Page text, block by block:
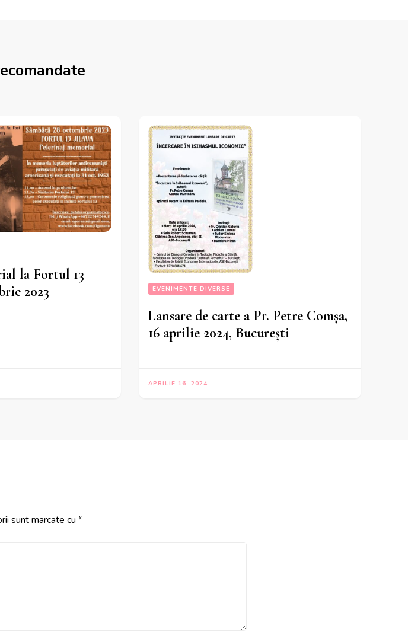
la Fortul 13
2023
EVENIMENTE DIVERSE
Lansare de carte a Pr. Petre Comșa,
16 aprilie 2024, București
APRILIE 16, 2024
sunt marcate cu *